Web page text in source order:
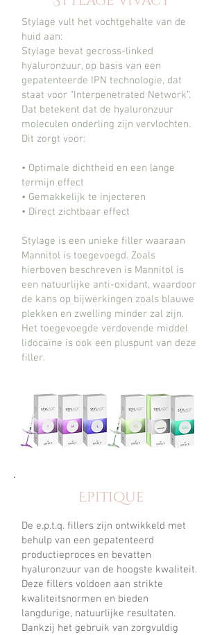
Stylage vult het vochtgehalte van de
huid aan:
Stylage bevat gecross-linked
hyaluronzuur, op basis van een
gepatenteerde IPN technologie, dat
staat voor “Interpenetrated Network”.
Dat betekent dat de hyaluronzuur
moleculen onderling zijn vervlochten.
Dit zorgt voor:
• Optimale dichtheid en een lange
termijn effect
• Gemakkelijk te injecteren
• Direct zichtbaar effect
Stylage is een unieke filler waaraan
Mannitol is toegevoegd. Zoals
hierboven beschreven is Mannitol is
een natuurlijke anti-oxidant, waardoor
de kans op bijwerkingen zoals blauwe
plekken en zwelling minder zal zijn.
Het toegevoegde verdovende middel
lidocaïne is ook een pluspunt van deze
filler.
De e.p.t.q. fillers zijn ontwikkeld met
behulp van een gepatenteerd
productieproces en bevatten
hyaluronzuur van de hoogste kwaliteit.
Deze fillers voldoen aan strikte
kwaliteitsnormen en bieden
langdurige, natuurlijke resultaten.
Dankzij het gebruik van zorgvuldig
Epitique